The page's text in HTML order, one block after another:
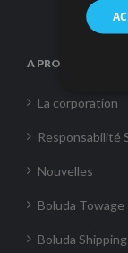
A PROPOS DE
La corporation
Responsabilité
Nouvelles
Boluda Towage
Boluda Shipping